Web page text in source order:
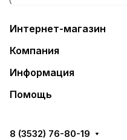
Интернет-магазин
Компания
Информация
Помощь
8 (3532) 76-80-19